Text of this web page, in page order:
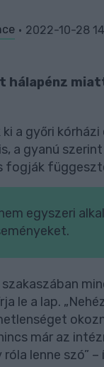
2022-10-28
hálapénz
ki a győri
a gyanú
egyszeri
le a lap.
már az
lenne szó” –